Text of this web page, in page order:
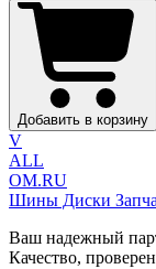
Добавить в корзину
V
ALL
OM.RU
Шины Диски
Ваш надежный
Качество,